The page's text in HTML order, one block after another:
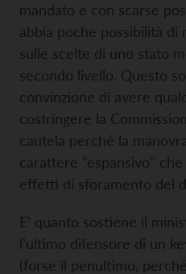
mandato e con scarse
abbia poche possibilità
sulle scelte di uno stato
secondo livello. Questo
convinzione di avere
costringere la
cautela perché la
carattere “espansivo”
effetti di sforamento del
E’ quanto sostiene il
l’ultimo difensore di un
(forse il penultimo,